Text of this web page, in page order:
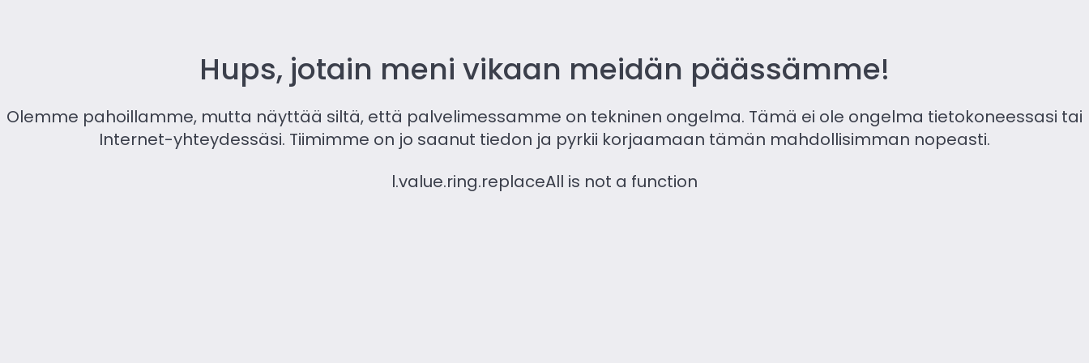
Hups, jotain meni vikaan meidän päässämme!
Olemme pahoillamme, mutta näyttää siltä, ​​että palvelimessamme on tekninen ongelma. Tämä ei ole ongelma tietokoneessasi tai
Internet-yhteydessäsi. Tiimimme on jo saanut tiedon ja pyrkii korjaamaan tämän mahdollisimman nopeasti.
l.value.ring.replaceAll is not a function